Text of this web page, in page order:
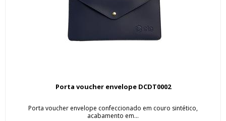
Porta voucher envelope DCDT0002
Porta voucher envelope confeccionado em couro sintético,
acabamento em...